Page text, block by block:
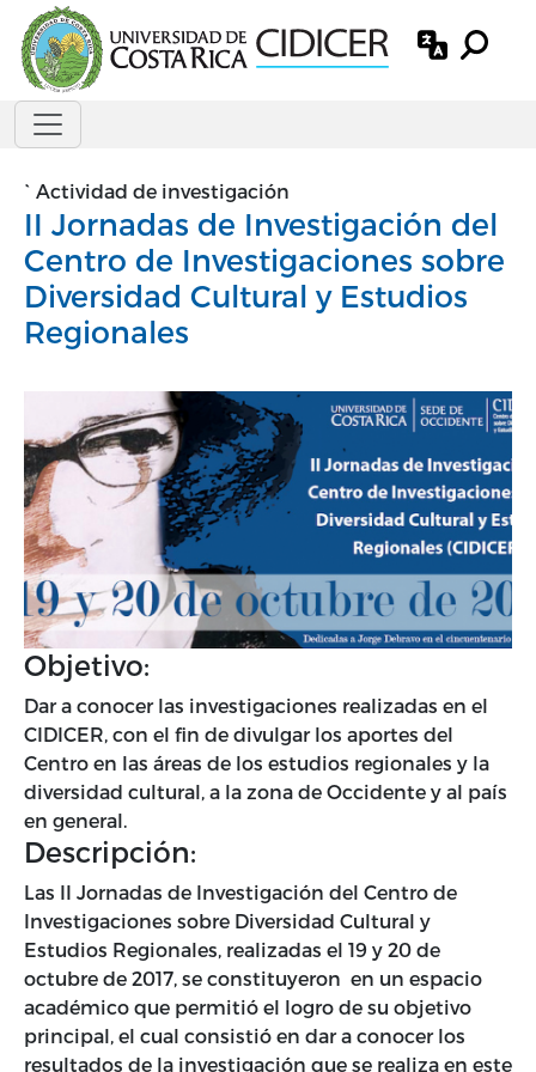
Pasar al contenido principal
` Actividad de investigación
II Jornadas de Investigación del
Centro de Investigaciones sobre
Diversidad Cultural y Estudios
Regionales
Objetivo:
Dar a conocer las investigaciones realizadas en el
CIDICER, con el fin de divulgar los aportes del
Centro en las áreas de los estudios regionales y la
diversidad cultural, a la zona de Occidente y al país
en general.
Descripción:
Las II Jornadas de Investigación del Centro de
Investigaciones sobre Diversidad Cultural y
Estudios Regionales, realizadas el 19 y 20 de
octubre de 2017, se constituyeron en un espacio
académico que permitió el logro de su objetivo
principal, el cual consistió en dar a conocer los
resultados de la investigación que se realiza en este